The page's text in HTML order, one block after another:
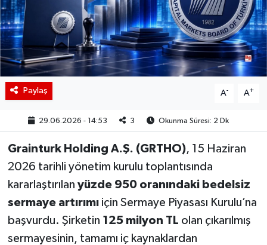
Paylaş A- A+
29.06.2026 - 14:53 3 Okunma Süresi: 2 Dk
Grainturk Holding A.Ş. (GRTHO), 15 Haziran
2026 tarihli yönetim kurulu toplantısında
kararlaştırılan yüzde 950 oranındaki bedelsiz
sermaye artırımıiçin Sermaye Piyasası Kurulu’na
başvurdu. Şirketin 125 milyon TL olan çıkarılmış
sermayesinin, tamamı iç kaynaklardan
Hakkımızda
İletişim